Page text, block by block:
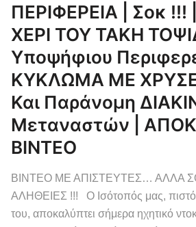
ΠΕΡΙΦΕΡΕΙΑ | Σοκ !!!
ΧΕΡΙ ΤΟΥ ΤΑΚΗ
Υποψήφιου
ΚΥΚΛΩΜΑ ΜΕ
Και Παράνομη
Μεταναστών |
ΒΙΝΤΕΟ
ΒΙΝΤΕΟ ΜΕ ΑΠΙΣΤΕΥΤΕΣ… ΑΛΛΑ
ΑΛΗΘΕΙΕΣ !!! Ο Ισότοπός μας,
του, αποκαλύπτει σήμερα ηχητικό